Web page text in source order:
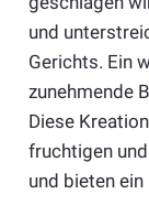
und
Gerichts. Ein
zunehmende
Diese
fruchtigen
und bieten